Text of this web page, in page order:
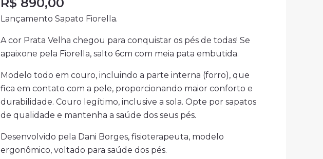
Lançamento Sapato Fiorella.
A cor Prata Velha chegou para conquistar os pés de todas! Se
apaixone pela Fiorella, salto 6cm com meia pata embutida.
Modelo todo em couro, incluindo a parte interna (forro), que
fica em contato com a pele, proporcionando maior conforto e
durabilidade. Couro legítimo, inclusive a sola. Opte por sapatos
de qualidade e mantenha a saúde dos seus pés.
Desenvolvido pela Dani Borges, fisioterapeuta, modelo
ergonômico, voltado para saúde dos pés.
Pelica
Prata
Velha
Salto
6cm
quantidade